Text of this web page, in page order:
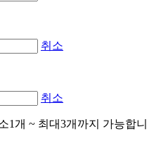
취소
취소
1개 ~ 최대3개까지 가능합니